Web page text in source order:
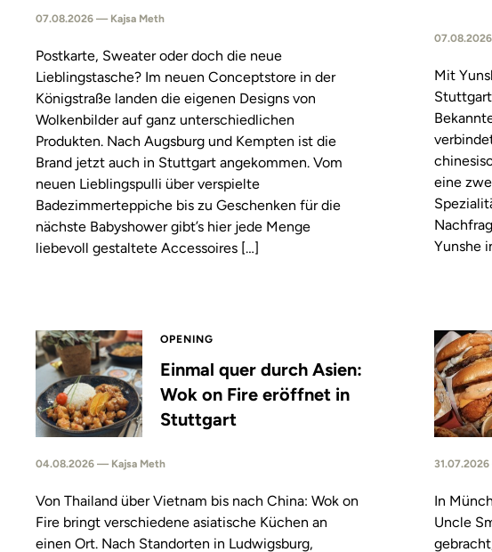
07.08.2026 — Kajsa Meth
Postkarte, Sweater oder doch die neue
Lieblingstasche? Im neuen Conceptstore in der
Königstraße landen die eigenen Designs von
Wolkenbilder auf ganz unterschiedlichen
Produkten. Nach Augsburg und Kempten ist die
Brand jetzt auch in Stuttgart angekommen. Vom
neuen Lieblingspulli über verspielte
Badezimmerteppiche bis zu Geschenken für die
nächste Babyshower gibt’s hier jede Menge
liebevoll gestaltete Accessoires […]
Mit
eine
Yunshe
OPENING
Einmal quer durch Asien:
Wok on Fire eröffnet in
Stuttgart
04.08.2026 — Kajsa Meth
Von Thailand über Vietnam bis nach China: Wok on
Fire bringt verschiedene asiatische Küchen an
einen Ort. Nach Standorten in Ludwigsburg,
In
Uncle